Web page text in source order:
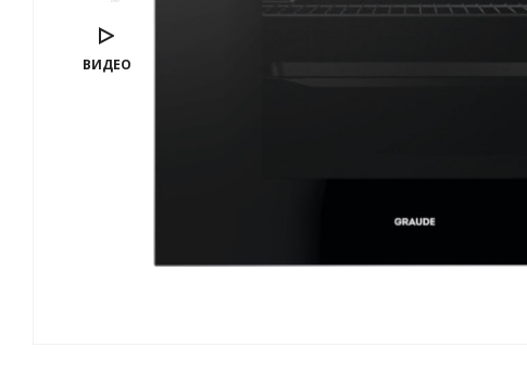
ВИДЕО